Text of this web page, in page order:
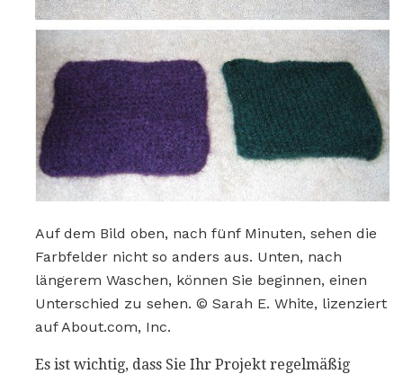
Auf dem Bild oben, nach fünf Minuten, sehen die
Farbfelder nicht so anders aus. Unten, nach
längerem Waschen, können Sie beginnen, einen
Unterschied zu sehen. © Sarah E. White, lizenziert
auf About.com, Inc.
Es ist wichtig, dass Sie Ihr Projekt regelmäßig